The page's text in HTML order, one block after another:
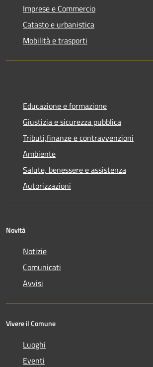
Imprese e Commercio
Catasto e urbanistica
Mobilità e trasporti
Educazione e formazione
Giustizia e sicurezza pubblica
Tributi,finanze e contravvenzioni
Ambiente
Salute, benessere e assistenza
Autorizzazioni
Novità
Notizie
Comunicati
Avvisi
Vivere il Comune
Luoghi
Eventi